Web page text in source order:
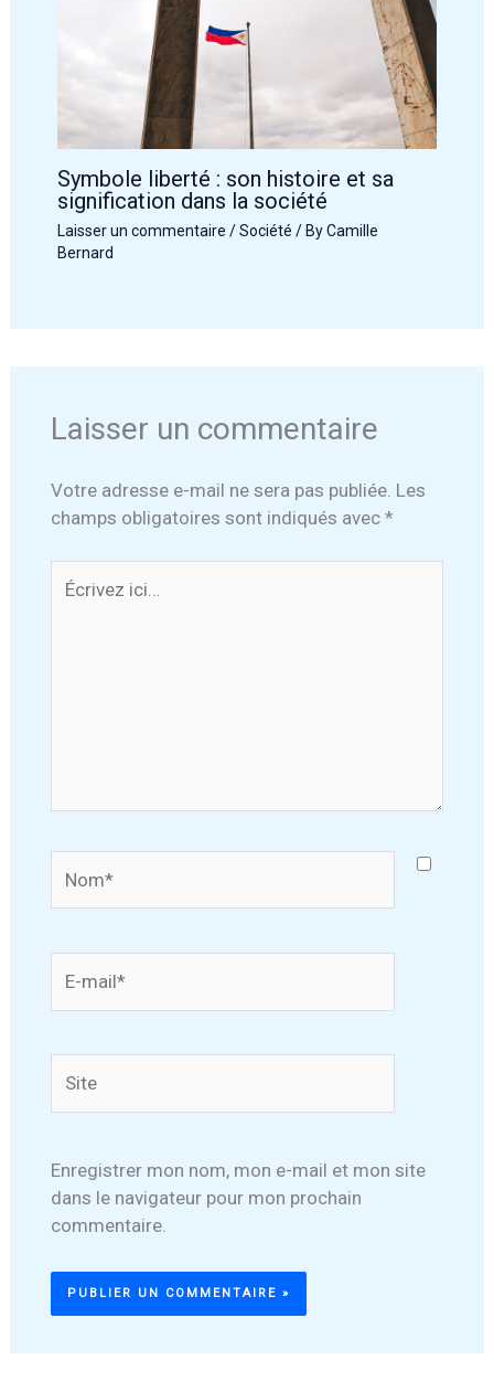
Symbole liberté : son histoire et sa
signification dans la société
Laisser un commentaire /Société / ByCamille
Bernard
Laisser un commentaire
Votre adresse e-mail ne sera pas publiée. Les
champs obligatoires sont indiqués avec *
ici…
mail*
Enregistrer mon nom, mon e-mail et mon site
dans le navigateur pour mon prochain
commentaire.